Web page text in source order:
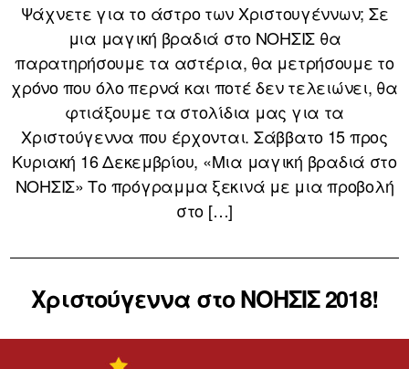
Ψάχνετε για το άστρο των Χριστουγέννων; Σε
μια μαγική βραδιά στο ΝΟΗΣΙΣ θα
παρατηρήσουμε τα αστέρια, θα μετρήσουμε το
χρόνο που όλο περνά και ποτέ δεν τελειώνει, θα
φτιάξουμε τα στολίδια μας για τα
Χριστούγεννα που έρχονται. Σάββατο 15 προς
Κυριακή 16 Δεκεμβρίου, «Μια μαγική βραδιά στο
ΝΟΗΣΙΣ» Το πρόγραμμα ξεκινά με μια προβολή
στο […]
Χριστούγεννα στο ΝΟΗΣΙΣ 2018!